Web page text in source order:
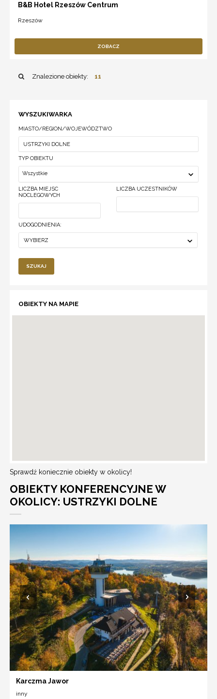
B&B Hotel Rzeszów Centrum
Rzeszów
ZOBACZ
Znalezione obiekty: 11
WYSZUKIWARKA
MIASTO/REGION/WOJEWÓDZTWO
TYP OBIEKTU
Wszystkie
LICZBA MIEJSC
NOCLEGOWYCH
LICZBA UCZESTNIKÓW
UDOGODNIENIA:
WYBIERZ
SZUKAJ
OBIEKTY NA MAPIE
Sprawdź koniecznie obiekty w okolicy!
OBIEKTY KONFERENCYJNE W
OKOLICY: USTRZYKI DOLNE
Karczma Jawor
inny